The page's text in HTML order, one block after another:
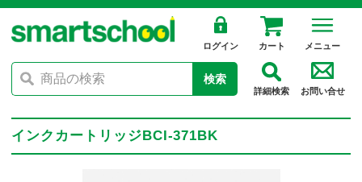
ログイン カート メニュー
検索
詳細検索 お問い合せ
インクカートリッジBCI-371BK